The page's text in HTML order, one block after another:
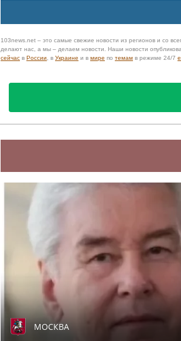
103news.net – это самые свежие новости из регионов и со
делают нас, а мы – делаем новости. Наши новости
сейчас в России , в Украине и в мире по темам в режиме 24/7
МОСКВА